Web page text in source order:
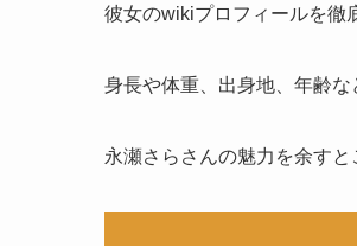
彼女のwikiプロフィールを徹
身長や体重、出身地、年齢な
永瀬さらさんの魅力を余すと